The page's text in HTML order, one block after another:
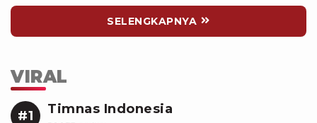
SELENGKAPNYA
VIRAL
#1 Timnas Indonesia